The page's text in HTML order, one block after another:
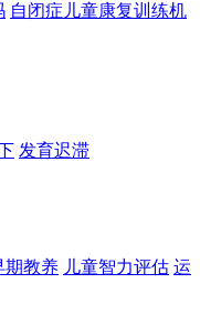
自闭症儿童康复训练机
发育迟滞
期教养 儿童智力评估 运